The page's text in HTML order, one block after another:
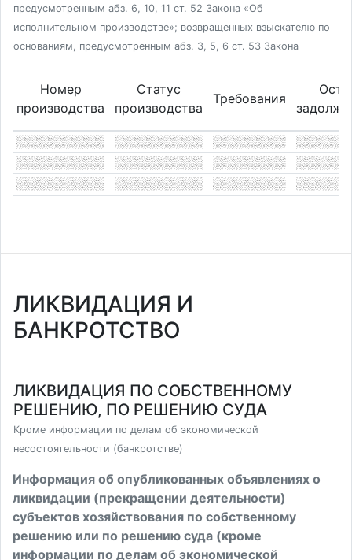
предусмотренным абз. 6, 10, 11 ст. 52 Закона «Об
исполнительном производстве»; возвращенных взыскателю по
основаниям, предусмотренным абз. 3, 5, 6 ст. 53 Закона
Номер
производства
Статус
производства
Требования
ЛИКВИДАЦИЯ И
БАНКРОТСТВО
ЛИКВИДАЦИЯ ПО СОБСТВЕННОМУ
РЕШЕНИЮ, ПО РЕШЕНИЮ СУДА
Кроме информации по делам об экономической
несостоятельности (банкротстве)
Информация об опубликованных объявлениях о
ликвидации (прекращении деятельности)
субъектов хозяйствования по собственному
решению или по решению суда (кроме
информации по делам об экономической